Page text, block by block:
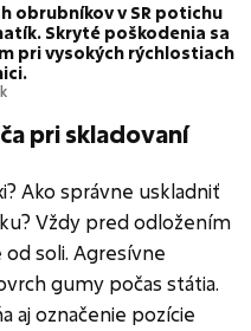
obrubníkov v SR potichu
Skryté poškodenia sa
pri vysokých rýchlostiach
pri skladovaní
Ako správne uskladniť
Vždy pred odložením
soli. Agresívne
gumy počas státia.
aj označenie pozície